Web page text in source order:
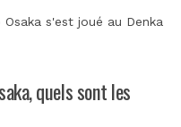
s'est joué au Denka
quels sont les